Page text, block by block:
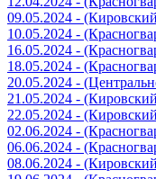
09.05.2024 -
10.05.2024 -
16.05.2024 -
18.05.2024 -
20.05.2024 -
21.05.2024 -
22.05.2024 -
02.06.2024 -
06.06.2024 -
08.06.2024 -